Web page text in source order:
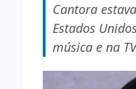
Cantora
Estados
música e na TV